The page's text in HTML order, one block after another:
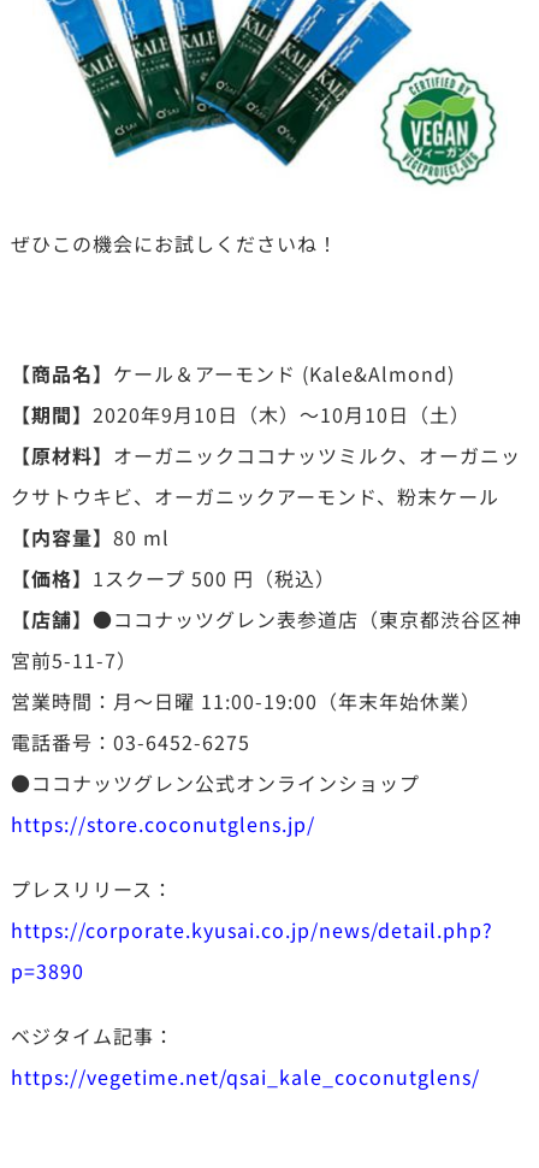
ぜひこの機会にお試しくださいね！
【商品名】 ケール＆アーモンド (Kale&Almond)
【期間】 2020年9月10日（木）～10月10日（土）
【原材料】 オーガニックココナッツミルク、オーガニッ
クサトウキビ、オーガニックアーモンド、粉末ケール
【内容量】 80 ml
【価格】 1スクープ 500 円（税込）
【店舗】 ●ココナッツグレン表参道店（東京都渋谷区神
宮前5-11-7）
営業時間：月～日曜 11:00-19:00（年末年始休業）
電話番号：03-6452-6275
●ココナッツグレン公式オンラインショップ
https://store.coconutglens.jp/
プレスリリース：
https://corporate.kyusai.co.jp/news/detail.php?
p=3890
ベジタイム記事：
https://vegetime.net/qsai_kale_coconutglens/